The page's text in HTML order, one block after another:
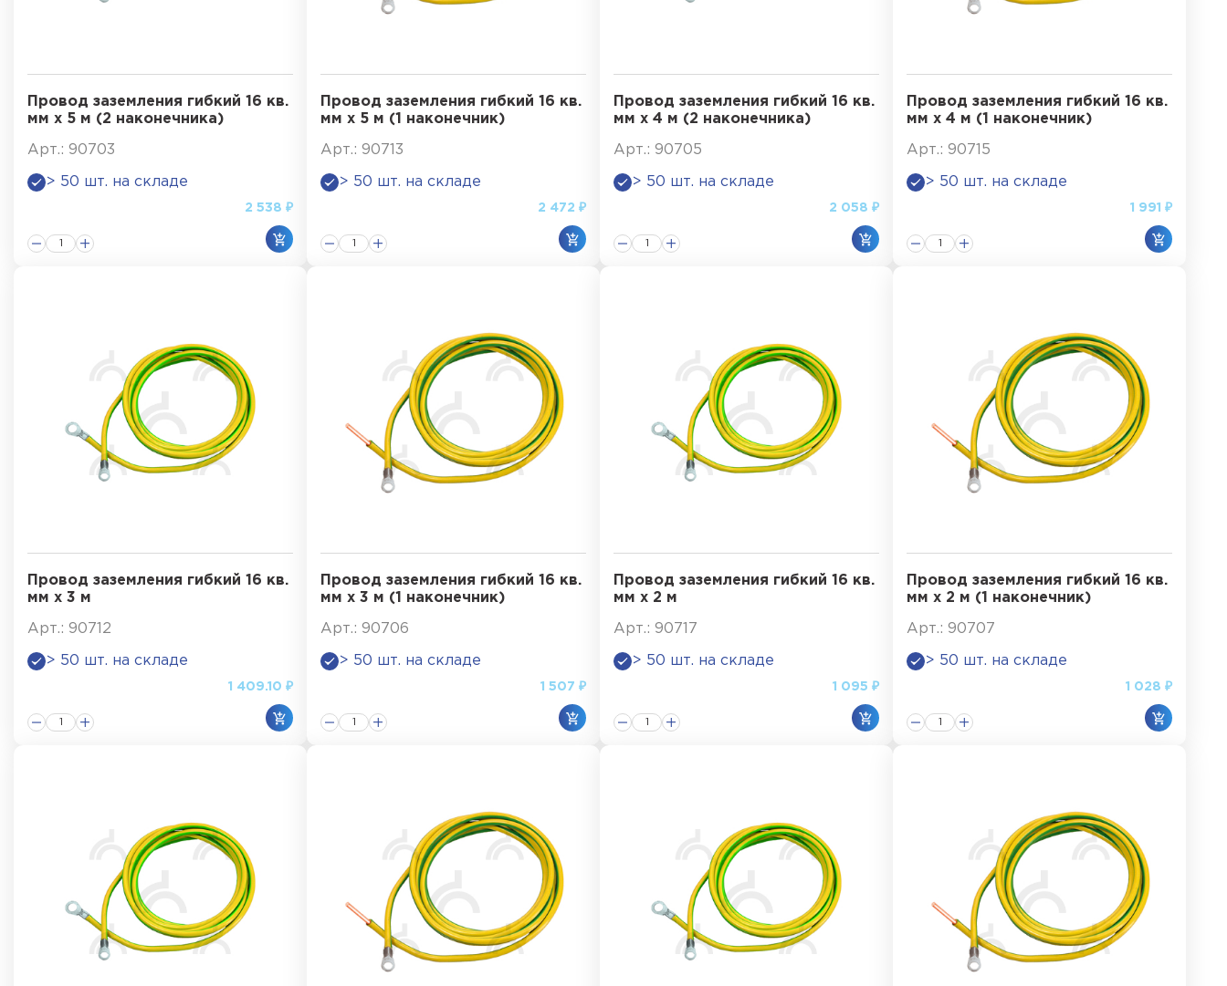
Провод заземления гибкий 16 кв.
мм х 5 м (2 наконечника)
Арт.: 90703
> 50 шт. на складе
2 538 ₽
Провод заземления гибкий 16 кв.
мм х 5 м (1 наконечник)
Арт.: 90713
> 50 шт. на складе
2 472 ₽
Провод заземления гибкий 16 кв.
мм х 4 м (2 наконечника)
Арт.: 90705
> 50 шт. на складе
2 058 ₽
Провод заземления гибкий 16 кв.
мм х 4 м (1 наконечник)
Арт.: 90715
> 50 шт. на складе
1 991 ₽
Провод заземления гибкий 16 кв.
мм х 3 м
Арт.: 90712
> 50 шт. на складе
1 409.10 ₽
Провод заземления гибкий 16 кв.
мм х 3 м (1 наконечник)
Арт.: 90706
> 50 шт. на складе
1 507 ₽
Провод заземления гибкий 16 кв.
мм х 2 м
Арт.: 90717
> 50 шт. на складе
1 095 ₽
Провод заземления гибкий 16 кв.
мм х 2 м (1 наконечник)
Арт.: 90707
> 50 шт. на складе
1 028 ₽